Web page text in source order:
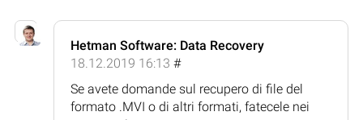
Hetman Software: Data Recovery
18.12.2019 16:13 #
Se avete domande sul recupero di file del
formato .MVI o di altri formati, fatecele nei